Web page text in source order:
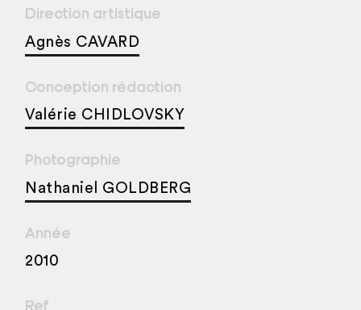
Direction artistique
Agnès CAVARD
Conception rédaction
Valérie CHIDLOVSKY
Photographie
Nathaniel GOLDBERG
Année
2010
Ref